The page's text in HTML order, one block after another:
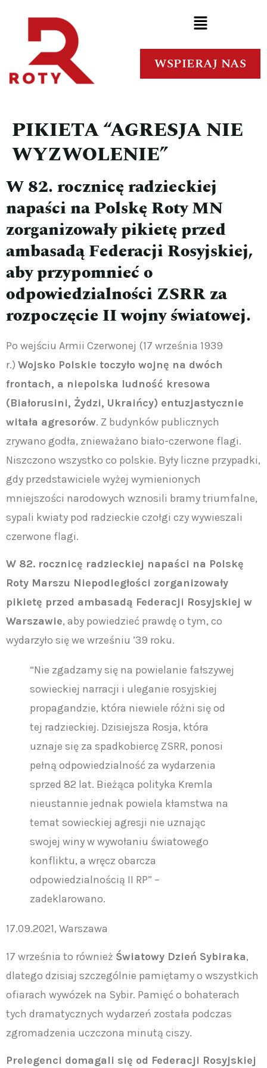
WSPIERAJ NAS
PIKIETA “AGRESJA NIE
WYZWOLENIE”
W 82. rocznicę radzieckiej
napaści na Polskę Roty MN
zorganizowały pikietę przed
ambasadą Federacji Rosyjskiej,
aby przypomnieć o
odpowiedzialności ZSRR za
rozpoczęcie II wojny światowej.
Po wejściu Armii Czerwonej (17 września 1939
r.) Wojsko Polskie toczyło wojnę na dwóch
frontach, a niepolska ludność kresowa
(Białorusini, Żydzi, Ukraińcy) entuzjastycznie
witała agresorów. Z budynków publicznych
zrywano godła, znieważano biało-czerwone flagi.
Niszczono wszystko co polskie. Były liczne przypadki,
gdy przedstawiciele wyżej wymienionych
mniejszości narodowych wznosili bramy triumfalne,
sypali kwiaty pod radzieckie czołgi czy wywieszali
czerwone flagi.
W 82. rocznicę radzieckiej napaści na Polskę
Roty Marszu Niepodległości zorganizowały
pikietę przed ambasadą Federacji Rosyjskiej w
Warszawie, aby powiedzieć prawdę o tym, co
wydarzyło się we wrześniu ’39 roku.
“Nie zgadzamy się na powielanie fałszywej
sowieckiej narracji i uleganie rosyjskiej
propagandzie, która niewiele różni się od
tej radzieckiej. Dzisiejsza Rosja, która
uznaje się za spadkobiercę ZSRR, ponosi
pełną odpowiedzialność za wydarzenia
sprzed 82 lat. Bieżąca polityka Kremla
nieustannie jednak powiela kłamstwa na
temat sowieckiej agresji nie uznając
swojej winy w wywołaniu światowego
konfliktu, a wręcz obarcza
odpowiedzialnością II RP” –
zadeklarowano.
17.09.2021, Warszawa
17 września to również Światowy Dzień Sybiraka,
dlatego dzisiaj szczególnie pamiętamy o wszystkich
ofiarach wywózek na Sybir. Pamięć o bohaterach
tych dramatycznych wydarzeń została podczas
zgromadzenia uczczona minutą ciszy.
Prelegenci domagali się od Federacji Rosyjskiej